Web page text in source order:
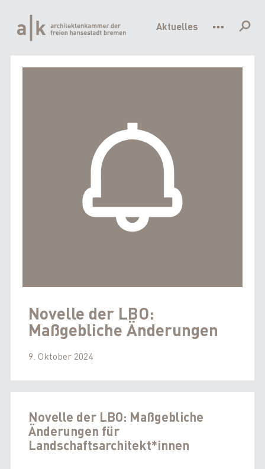
Inhalt
Aktuelles
Novelle der LBO:
Maßgebliche Änderungen
9. Oktober 2024
Novelle der LBO: Maßgebliche
Änderungen für
Landschaftsarchitekt*innen